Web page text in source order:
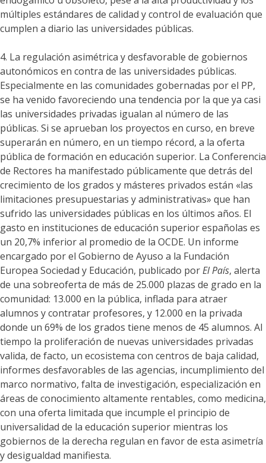
múltiples estándares de calidad y control de evaluación que
cumplen a diario las universidades públicas.
4. La regulación asimétrica y desfavorable de gobiernos
autonómicos en contra de las universidades públicas.
Especialmente en las comunidades gobernadas por el PP,
se ha venido favoreciendo una tendencia por la que ya casi
las universidades privadas igualan al número de las
públicas. Si se aprueban los proyectos en curso, en breve
superarán en número, en un tiempo récord, a la oferta
pública de formación en educación superior. La Conferencia
de Rectores ha manifestado públicamente que detrás del
crecimiento de los grados y másteres privados están «las
limitaciones presupuestarias y administrativas» que han
sufrido las universidades públicas en los últimos años. El
gasto en instituciones de educación superior españolas es
un 20,7% inferior al promedio de la OCDE. Un informe
encargado por el Gobierno de Ayuso a la Fundación
Europea Sociedad y Educación, publicado porEl País, alerta
de una sobreoferta de más de 25.000 plazas de grado en la
comunidad: 13.000 en la pública, inflada para atraer
alumnos y contratar profesores, y 12.000 en la privada
donde un 69% de los grados tiene menos de 45 alumnos. Al
tiempo la proliferación de nuevas universidades privadas
valida, de facto, un ecosistema con centros de baja calidad,
informes desfavorables de las agencias, incumplimiento del
marco normativo, falta de investigación, especialización en
áreas de conocimiento altamente rentables, como medicina,
con una oferta limitada que incumple el principio de
universalidad de la educación superior mientras los
gobiernos de la derecha regulan en favor de esta asimetría
y desigualdad manifiesta.